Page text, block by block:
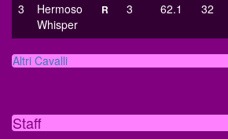
3
Hermoso
Whisper
R 3 62.1 32
Altri Cavalli
Staff